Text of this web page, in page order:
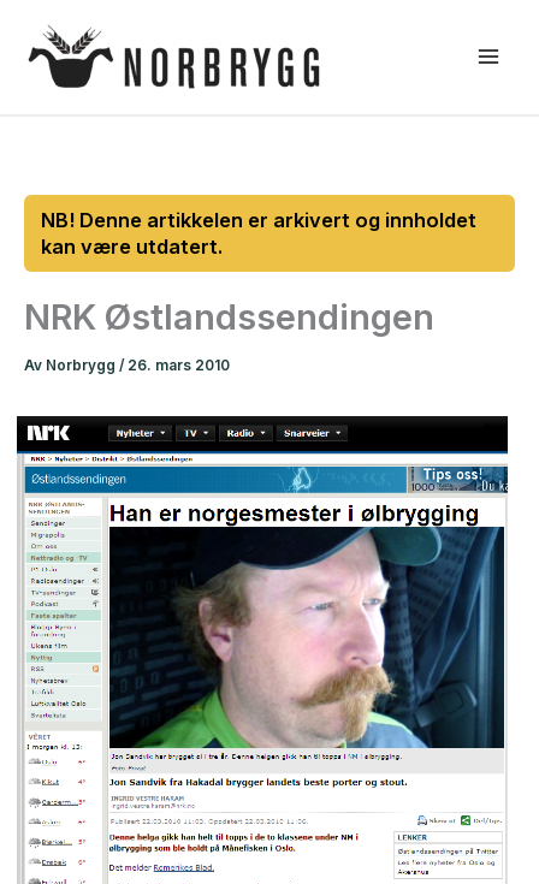
rett
NRK Østlandssendingen
Av Norbrygg / 26. mars 2010